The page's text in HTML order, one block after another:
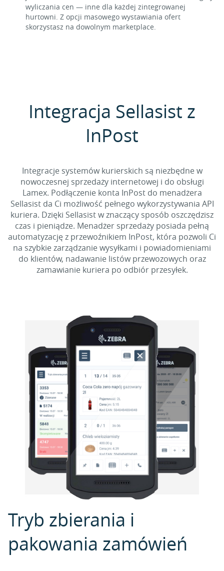
wyliczania cen — inne dla każdej zintegrowanej
hurtowni. Z opcji masowego wystawiania ofert
skorzystasz na dowolnym marketplace.
Integracja Sellasist z
InPost
Integracje systemów kurierskich są niezbędne w
nowoczesnej sprzedaży internetowej i do obsługi
Lamex. Podłączenie konta InPost do menadżera
Sellasist da Ci możliwość pełnego wykorzystywania API
kuriera. Dzięki Sellasist w znaczący sposób oszczędzisz
czas i pieniądze. Menadżer sprzedaży posiada pełną
automatyzację z przewoźnikiem InPost, która pozwoli Ci
na szybkie zarządzanie wysyłkami i powiadomieniami
do klientów, nadawanie listów przewozowych oraz
zamawianie kuriera po odbiór przesyłek.
Tryb zbierania i
pakowania zamówień